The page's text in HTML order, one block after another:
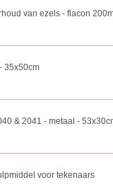
van ezels - flacon
35x50cm
& 2041 - metaal -
voor tekenaars